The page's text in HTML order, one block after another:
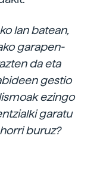
lan batean,
garapen-
da eta
gestio
ezingo
garatu
buruz?